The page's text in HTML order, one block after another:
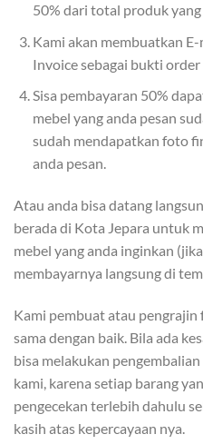
50% dari total produk yang
Kami akan membuatkan
Invoice sebagai bukti order
Sisa pembayaran 50%
mebel yang anda pesan
sudah mendapatkan foto
anda pesan.
Atau anda bisa datang
berada di Kota Jepara untuk
mebel yang anda inginkan
membayarnya langsung di
Kami pembuat atau
sama dengan baik. Bila ada
bisa melakukan
kami, karena setiap barang
pengecekan terlebih dahulu
kasih atas kepercayaan nya.